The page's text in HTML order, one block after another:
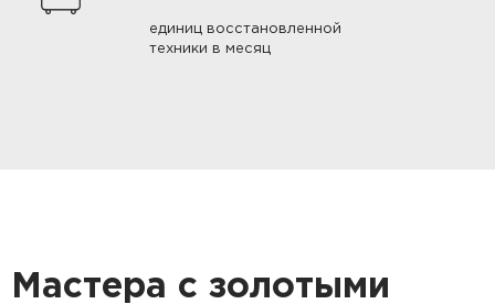
единиц восстановленной
техники в месяц
Мастера с золотыми